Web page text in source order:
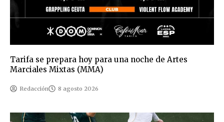
Tarifa se prepara hoy para una noche de Artes
Marciales Mixtas (MMA)
Redacción 8 agosto 2026